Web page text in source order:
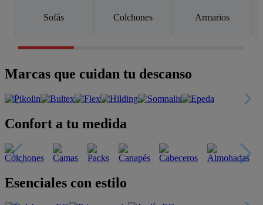
Sofás Colchones Armarios
Marcas que cuidan tu descanso
Confort a tu medida
Esenciales con estilo